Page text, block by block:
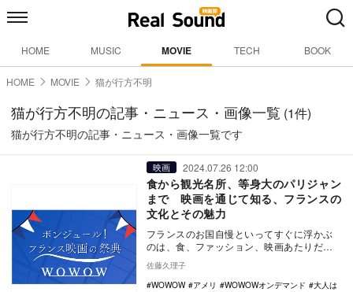
HOME MUSIC MOVIE TECH BOOK
HOME MOVIE 猫が行方不明
猫が行方不明の記事・ニュース・画像一覧 (1件)
猫が行方不明の記事・ニュース・画像一覧です
映画 2024.07.26 12:00
食から観光名所、等身大のパリジャン
まで 映画を通じて知る、フランスの
文化とその魅力
フランスのお国自慢といってすぐに浮かぶ
のは、食、ファッション、映画あたりだろ
うか。もちろんサッカーや乗馬、柔道（実
はポピュラー）…
佐藤久理子
WOWOW
アメリ WOWOWオンデマンド
大人は